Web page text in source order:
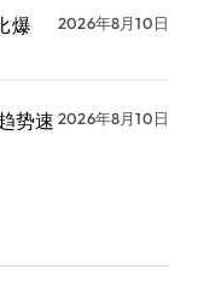
爆
2026年8月10日
势速 2026年8月10日